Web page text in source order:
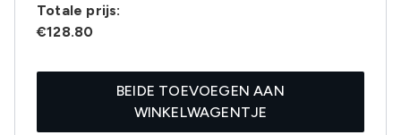
Totale prijs:
€128.80
BEIDE TOEVOEGEN AAN
WINKELWAGENTJE